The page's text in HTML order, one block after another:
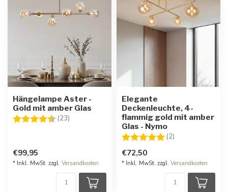
Hängelampe Aster -
Gold mit amber Glas
Bewertung:
(23) 4.5 von 5 Sternen
€99,95
* Inkl. MwSt. zzgl. Versandkosten
Elegante
Deckenleuchte, 4-
flammig gold mit amber
Glas - Nymo
Bewertung:
(2)
€72,50
* Inkl. MwSt. zzgl. Versandkosten